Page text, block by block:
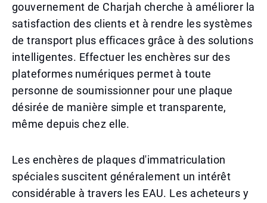
gouvernement de Charjah cherche à améliorer la
satisfaction des clients et à rendre les systèmes
de transport plus efficaces grâce à des solutions
intelligentes. Effectuer les enchères sur des
plateformes numériques permet à toute
personne de soumissionner pour une plaque
désirée de manière simple et transparente,
même depuis chez elle.
Les enchères de plaques d'immatriculation
spéciales suscitent généralement un intérêt
considérable à travers les EAU. Les acheteurs y